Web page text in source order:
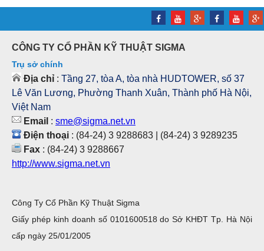
CÔNG TY CỔ PHẦN KỸ THUẬT SIGMA
Trụ sở chính
Địa chỉ : Tầng 27, tòa A, tòa nhà HUDTOWER, số 37
Lê Văn Lương, Phường Thanh Xuân, Thành phố Hà Nội,
Việt Nam
Email : sme@sigma.net.vn
Điện thoại : (84-24) 3 9288683 | (84-24) 3 9289235
Fax : (84-24) 3 9288667
http://www.sigma.net.vn
Công Ty Cổ Phần Kỹ Thuật Sigma
Giấy phép kinh doanh số 0101600518 do Sở KHĐT Tp. Hà Nội
cấp ngày 25/01/2005